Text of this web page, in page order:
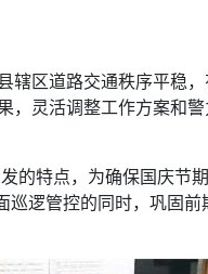
区道路交通秩序平稳
灵活调整工作方案和
的特点，为确保国庆节
逻管控的同时，巩固